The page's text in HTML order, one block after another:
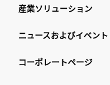
産業ソリューション
ニュースおよびイベント
コーポレートページ